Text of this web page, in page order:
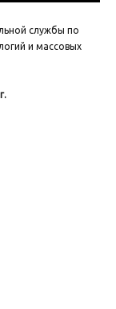
службы по
и массовых